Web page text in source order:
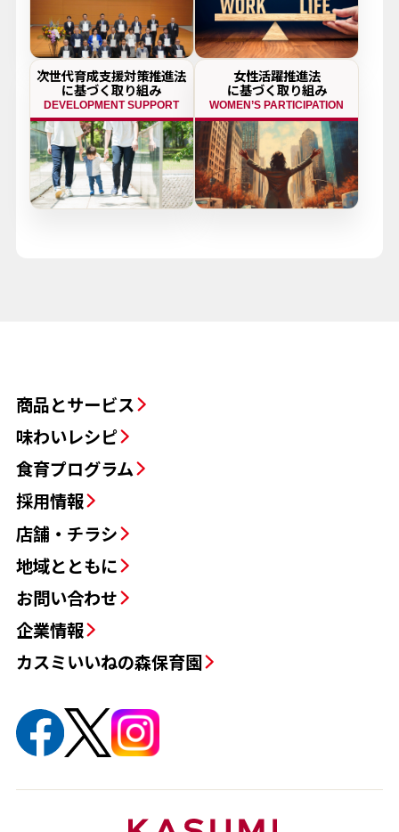
次世代育成支援対策推進法
に基づく取り組み
DEVELOPMENT SUPPORT
女性活躍推進法
に基づく取り組み
WOMEN’S PARTICIPATION
商品とサービス
味わいレシピ
食育プログラム
採用情報
店舗・チラシ
地域とともに
お問い合わせ
企業情報
カスミいいねの森保育園